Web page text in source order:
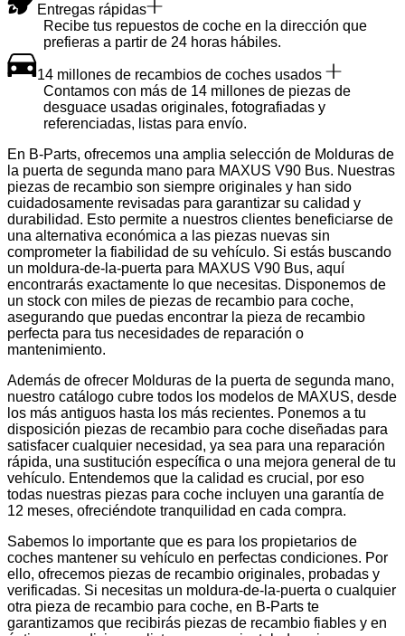
Entregas rápidas
Recibe tus repuestos de coche en la dirección que
prefieras a partir de 24 horas hábiles.
14 millones de recambios de coches usados
Contamos con más de 14 millones de piezas de
desguace usadas originales, fotografiadas y
referenciadas, listas para envío.
En B-Parts, ofrecemos una amplia selección de Molduras de
la puerta de segunda mano para MAXUS V90 Bus. Nuestras
piezas de recambio son siempre originales y han sido
cuidadosamente revisadas para garantizar su calidad y
durabilidad. Esto permite a nuestros clientes beneficiarse de
una alternativa económica a las piezas nuevas sin
comprometer la fiabilidad de su vehículo. Si estás buscando
un moldura-de-la-puerta para MAXUS V90 Bus, aquí
encontrarás exactamente lo que necesitas. Disponemos de
un stock con miles de piezas de recambio para coche,
asegurando que puedas encontrar la pieza de recambio
perfecta para tus necesidades de reparación o
mantenimiento.
Además de ofrecer Molduras de la puerta de segunda mano,
nuestro catálogo cubre todos los modelos de MAXUS, desde
los más antiguos hasta los más recientes. Ponemos a tu
disposición piezas de recambio para coche diseñadas para
satisfacer cualquier necesidad, ya sea para una reparación
rápida, una sustitución específica o una mejora general de tu
vehículo. Entendemos que la calidad es crucial, por eso
todas nuestras piezas para coche incluyen una garantía de
12 meses, ofreciéndote tranquilidad en cada compra.
Sabemos lo importante que es para los propietarios de
coches mantener su vehículo en perfectas condiciones. Por
ello, ofrecemos piezas de recambio originales, probadas y
verificadas. Si necesitas un moldura-de-la-puerta o cualquier
otra pieza de recambio para coche, en B-Parts te
garantizamos que recibirás piezas de recambio fiables y en